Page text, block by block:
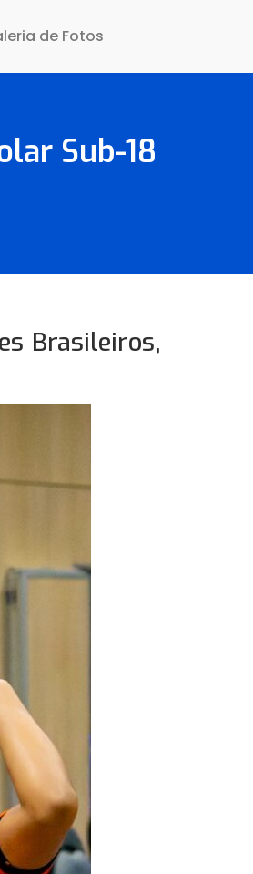
de Fotos
Sub-18
Brasileiros,